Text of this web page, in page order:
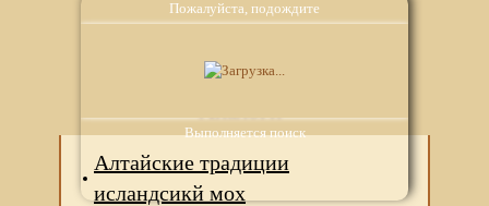
Пожалуйста, подождите
Выполняется поиск
Алтайские традиции
исландсикй мох